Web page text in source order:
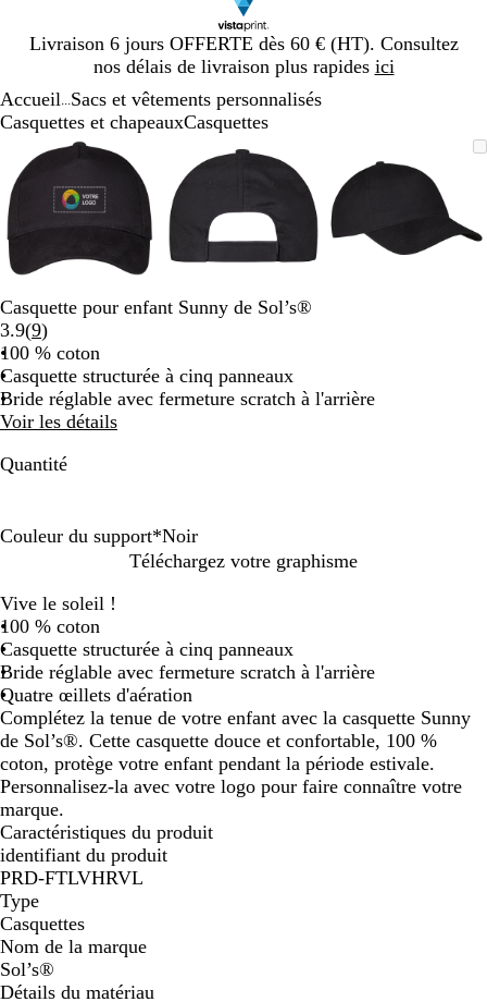
Livraison 6 jours OFFERTE dès 60 € (HT). Consultez
nos délais de livraison plus rapides ici
Diapositive
1
Accueil Sacs et vêtements personnalisés
Casquettes et chapeauxCasquettes
Image
zoomable
Zoom
minimum
Cliquez
développer
Utilisez
touches
plus
moins
zoomer
les
touches
fléchées
pour
Image
zoomable
Zoom
minimum
Cliquez
pour
développer
Utilisez
plus
et
moins
zoomer
touches
fléchées
zoomable
au
minimum
pour
les
touches
moins
Diapositive
sur
3
Casquette pour enfant Sunny de Sol’s®
3.9(9Lire
les
9
avis
)
100 % coton
Casquette structurée à cinq panneaux
Bride réglable avec fermeture scratch à l'arrière
Voir les détails
Quantité
Couleur du support*Noir
s
e
e
u
c
i
e
l
e
u
r
o
i
r
é
r
t
p
o
m
m
e
a
n
g
e
a
n
c
c
h
s
i
a
i
r
u
g
e
e
u
d
e
m
i
n
u
i
t
Téléchargez votre graphisme
Vive le soleil !
100 % coton
Casquette structurée à cinq panneaux
Bride réglable avec fermeture scratch à l'arrière
Quatre œillets d'aération
Complétez la tenue de votre enfant avec la casquette Sunny
de Sol’s®. Cette casquette douce et confortable, 100 %
coton, protège votre enfant pendant la période estivale.
Personnalisez-la avec votre logo pour faire connaître votre
marque.
Caractéristiques du produit
identifiant du produit
PRD-FTLVHRVL
Type
Casquettes
Nom de la marque
Sol’s®
Détails du matériau